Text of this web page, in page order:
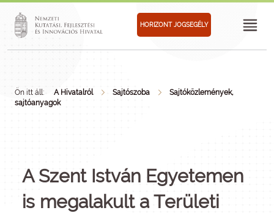
HORIZONT JOGSEGÉLY
Ön itt áll: A Hivatalról Sajtószoba
Sajtóközlemények,
sajtóanyagok
A Szent István Egyetemen
is megalakult a Területi